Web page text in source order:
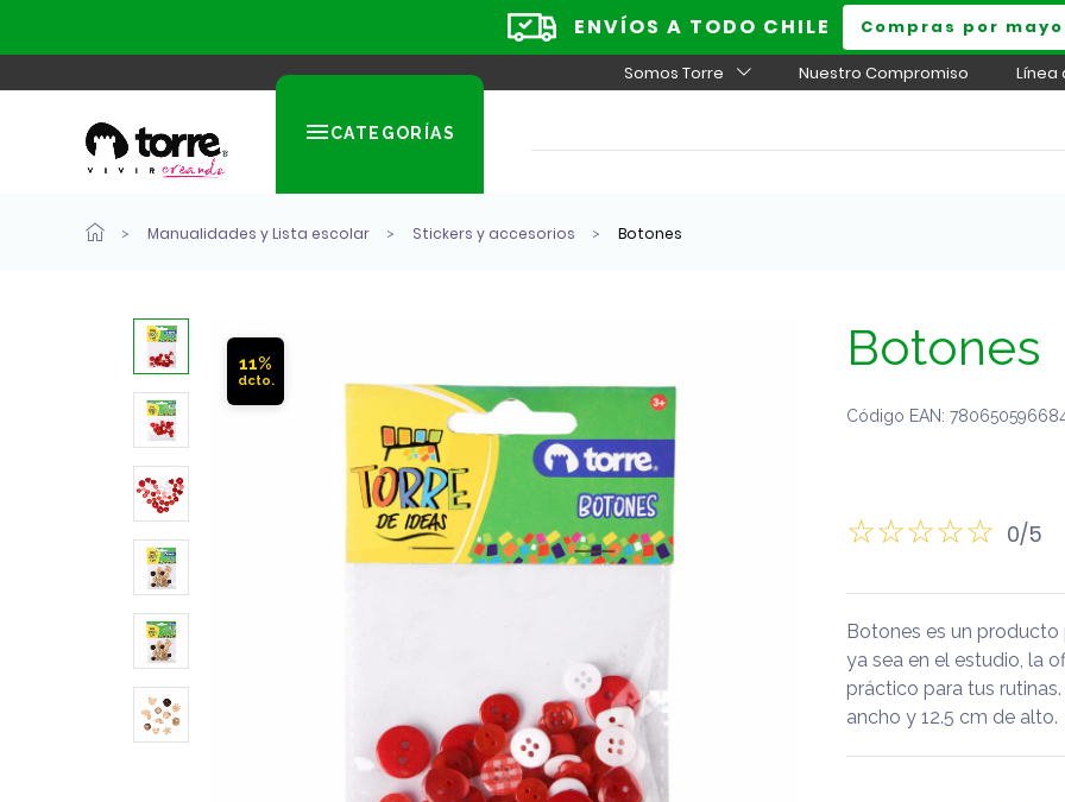
ENVÍOS A TODO CHILE Compras por
Somos Torre Nuestro Compromiso Línea
CATEGORÍAS
Manualidades y Lista escolar Stickers y accesorios Botones
11% Botones
Código EAN:
0/5
Botones es un
ya sea en el estudio, la
práctico para tus
ancho y 12.5 cm de alto.